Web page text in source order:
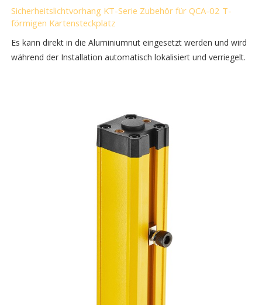
Sicherheitslichtvorhang KT-Serie Zubehör für QCA-02 T-
förmigen Kartensteckplatz
Es kann direkt in die Aluminiumnut eingesetzt werden und wird
während der Installation automatisch lokalisiert und verriegelt.